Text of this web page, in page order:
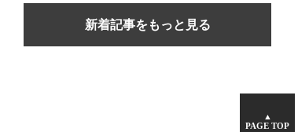
新着記事をもっと見る
▲
PAGE TOP